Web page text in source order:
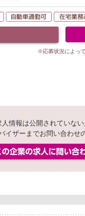
駅が近い 自動車通勤
※応募状況によっ
情報は公開されていない
イザーまでお問い合わせ